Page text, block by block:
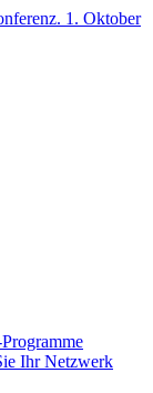
1. Oktober
Ihr Netzwerk